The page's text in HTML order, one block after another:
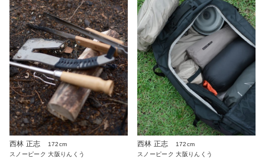
西林 正志
172cm
スノーピーク 大阪りんくう
西林 正志
172cm
スノーピーク 大阪りんくう